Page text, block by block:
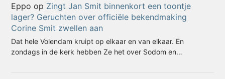
Eppo op Zingt Jan Smit binnenkort een toontje
lager? Geruchten over officiële bekendmaking
Corine Smit zwellen aan
Dat hele Volendam kruipt op elkaar en van elkaar. En
zondags in de kerk hebben Ze het over Sodom en…